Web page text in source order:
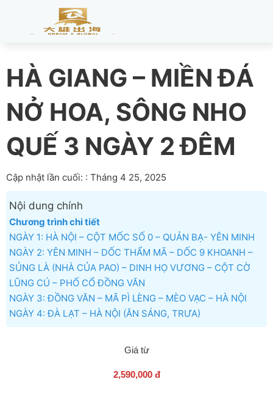
HÀ GIANG – MIỀN ĐÁ
NỞ HOA, SÔNG NHO
QUẾ 3 NGÀY 2 ĐÊM
Cập nhật lần cuối: : Tháng 4 25, 2025
Nội dung chính
Chương trình chi tiết
NGÀY 1: HÀ NỘI – CỘT MỐC SỐ 0 – QUẢN BẠ- YÊN MINH
NGÀY 2: YÊN MINH – DỐC THẨM MÃ – DỐC 9 KHOANH –
SỦNG LÀ (NHÀ CỦA PAO) – DINH HỌ VƯƠNG – CỘT CỜ
LŨNG CÚ – PHỐ CỔ ĐỒNG VĂN
NGÀY 3: ĐỒNG VĂN – MÃ PÌ LÈNG – MÈO VẠC – HÀ NỘI
NGÀY 4: ĐÀ LẠT – HÀ NỘI (ĂN SÁNG, TRƯA)
Giá từ
2,590,000 đ